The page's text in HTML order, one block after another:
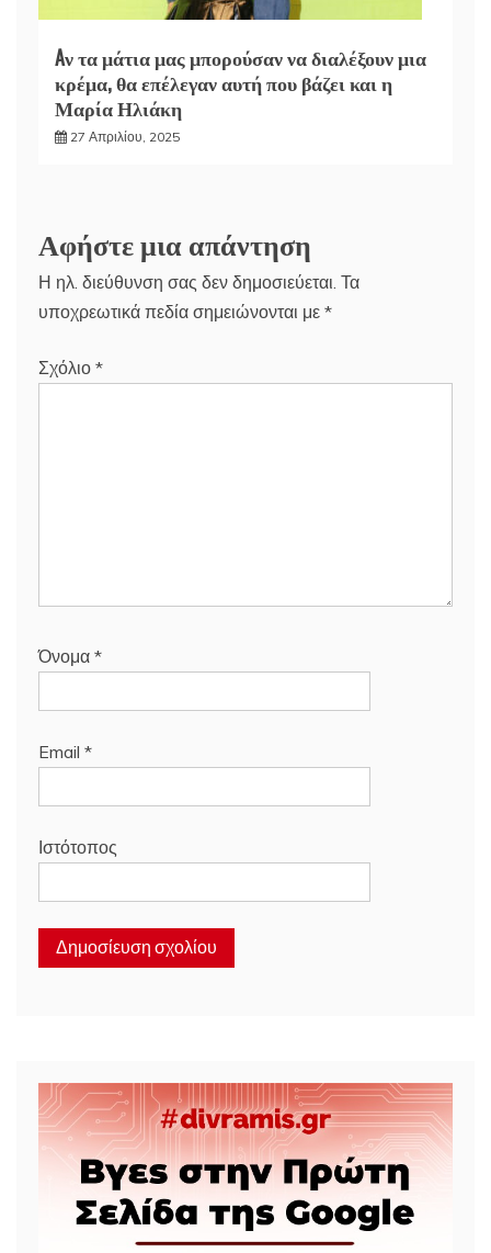
Aν τα μάτια μας μπορούσαν να διαλέξουν μια
κρέμα, θα επέλεγαν αυτή που βάζει και η
Μαρία Ηλιάκη
27 Απριλίου, 2025
Αφήστε μια απάντηση
Η ηλ. διεύθυνση σας δεν δημοσιεύεται. Τα
υποχρεωτικά πεδία σημειώνονται με *
Σχόλιο *
Όνομα *
Email *
Ιστότοπος